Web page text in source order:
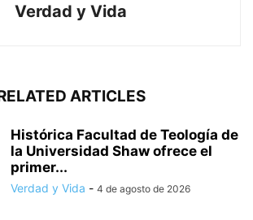
Verdad y Vida
ARTICLES
Histórica Facultad de Teología de
la Universidad Shaw ofrece el
primer...
Verdad y Vida - 4 de agosto de 2026